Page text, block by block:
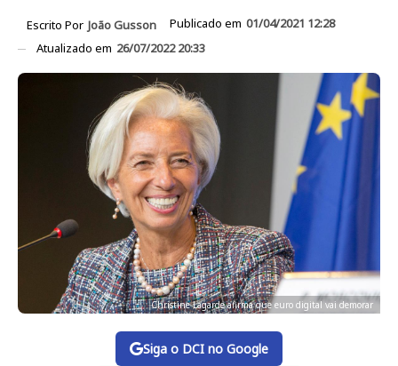
Escrito Por João Gusson Publicado em 01/04/2021 12:28
Atualizado em 26/07/2022 20:33
Christine Lagarde afirma que euro digital vai demorar
Siga o DCI no Google